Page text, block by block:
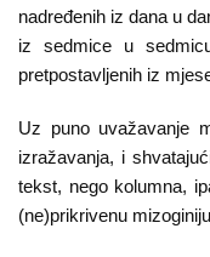
Sigurna
kuća
Pravna
pomoć
Antitrafiking
nadređenih iz dana u
iz sedmice u
pretpostavljenih iz
Uz puno uvažavanje
izražavanja, i
tekst, nego kolumna,
(ne)prikrivenu